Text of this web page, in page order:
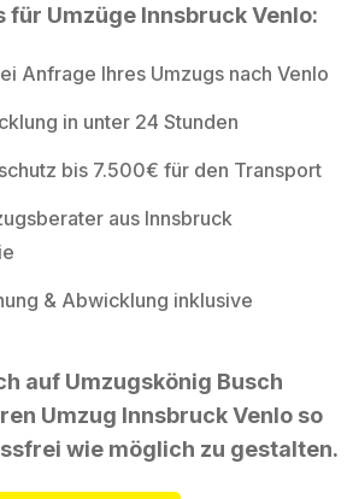
für Umzüge Innsbruck Venlo:
Anfrage Ihres Umzugs nach Venlo
in unter 24 Stunden
bis 7.500€ für den Transport
aus Innsbruck
& Abwicklung inklusive
auf Umzugskönig Busch
Umzug Innsbruck Venlo so
wie möglich zu gestalten.